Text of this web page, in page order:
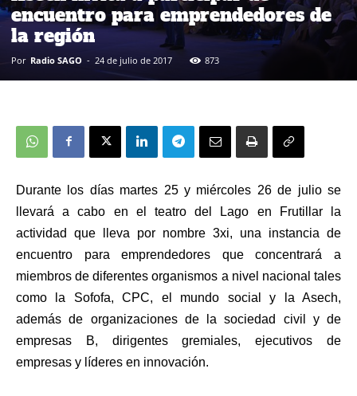
encuentro para emprendedores de
la región
Por Radio SAGO - 24 de julio de 2017 873
Durante los días martes 25 y miércoles 26 de julio se
llevará a cabo en el teatro del Lago en Frutillar la
actividad que lleva por nombre 3xi, una instancia de
encuentro para emprendedores que concentrará a
miembros de diferentes organismos a nivel nacional tales
como la Sofofa, CPC, el mundo social y la Asech,
además de organizaciones de la sociedad civil y de
empresas B, dirigentes gremiales, ejecutivos de
empresas y líderes en innovación.